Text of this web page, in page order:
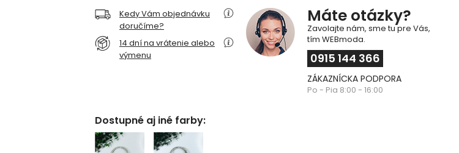
Kedy Vám objednávku
doručíme?
14 dní na vrátenie alebo
výmenu
Máte otázky?
Zavolajte nám, sme tu pre Vás,
tím WEBmoda.
0915 144 366
ZÁKAZNÍCKA PODPORA
Po - Pia 8:00 - 16:00
Dostupné aj iné farby: